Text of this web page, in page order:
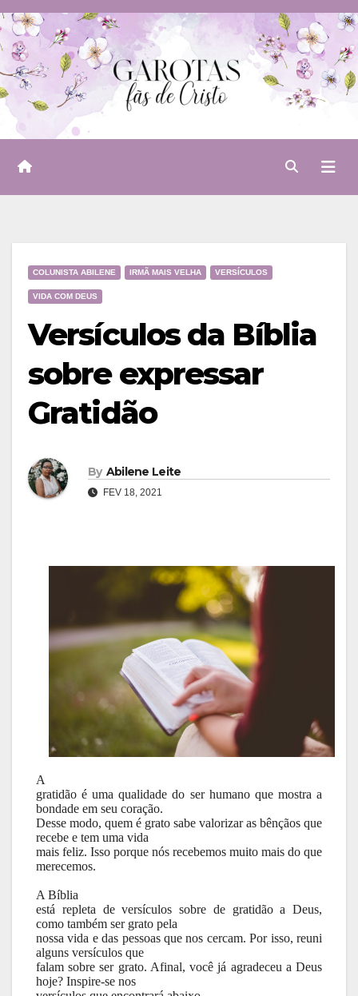
Skip
to
content
COLUNISTA ABILENE IRMÃ MAIS VELHA VERSÍCULOS
VIDA COM DEUS
Versículos da Bíblia
sobre expressar
Gratidão
By Abilene Leite
FEV 18, 2021
A
gratidão é uma qualidade do ser humano que mostra a
bondade em seu coração.
Desse modo, quem é grato sabe valorizar as bênçãos que
recebe e tem uma vida
mais feliz. Isso porque nós recebemos muito mais do que
merecemos.
A Bíblia
está repleta de versículos sobre de gratidão a Deus,
como também ser grato pela
nossa vida e das pessoas que nos cercam. Por isso, reuni
alguns versículos que
falam sobre ser grato. Afinal, você já agradeceu a Deus
hoje? Inspire-se nos